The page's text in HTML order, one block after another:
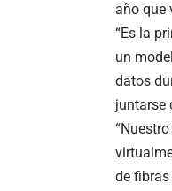
año que
“Es la
un
datos
juntarse
de